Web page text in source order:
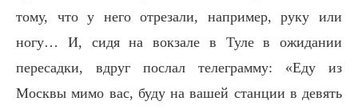
тому, что у него отрезали, например, руку или
ногу… И, сидя на вокзале в Туле в ожидании
пересадки, вдруг послал телеграмму: «Еду из
Москвы мимо вас, буду на вашей станции в девять